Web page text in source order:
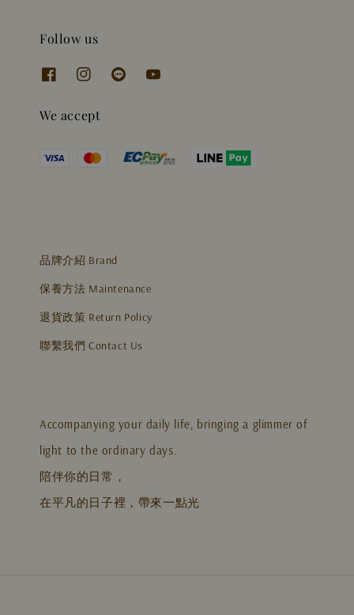
Follow us
We accept
品牌介紹 Brand
保養方法 Maintenance
退貨政策 Return Policy
聯繫我們 Contact Us
Accompanying your daily life, bringing a glimmer of
light to the ordinary days.
陪伴你的日常，
在平凡的日子裡，帶來一點光